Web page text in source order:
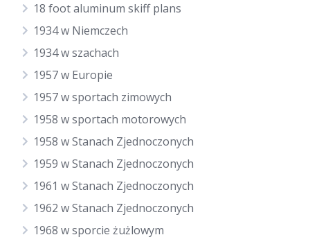
18 foot aluminum skiff plans
1934 w Niemczech
1934 w szachach
1957 w Europie
1957 w sportach zimowych
1958 w sportach motorowych
1958 w Stanach Zjednoczonych
1959 w Stanach Zjednoczonych
1961 w Stanach Zjednoczonych
1962 w Stanach Zjednoczonych
1968 w sporcie żużlowym